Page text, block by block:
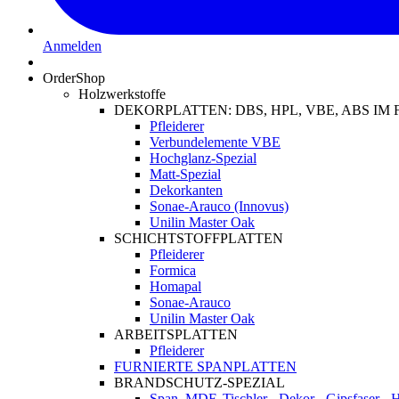
Anmelden
OrderShop
Holzwerkstoffe
DEKORPLATTEN: DBS, HPL, VBE, ABS IM
Pfleiderer
Verbundelemente VBE
Hochglanz-Spezial
Matt-Spezial
Dekorkanten
Sonae-Arauco (Innovus)
Unilin Master Oak
SCHICHTSTOFFPLATTEN
Pfleiderer
Formica
Homapal
Sonae-Arauco
Unilin Master Oak
ARBEITSPLATTEN
Pfleiderer
FURNIERTE SPANPLATTEN
BRANDSCHUTZ-SPEZIAL